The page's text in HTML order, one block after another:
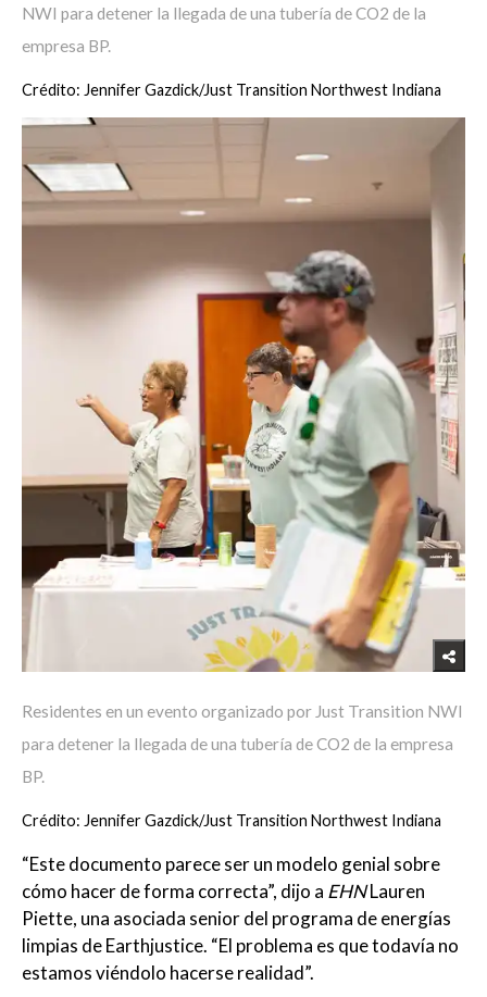
NWI para detener la llegada de una tubería de CO2 de la
empresa BP.
Crédito: Jennifer Gazdick/Just Transition Northwest Indiana
Residentes en un evento organizado por Just Transition NWI
para detener la llegada de una tubería de CO2 de la empresa
BP.
Crédito: Jennifer Gazdick/Just Transition Northwest Indiana
“Este documento parece ser un modelo genial sobre
cómo hacer de forma correcta”, dijo a EHNLauren
Piette, una asociada senior del programa de energías
limpias de Earthjustice. “El problema es que todavía no
estamos viéndolo hacerse realidad”.